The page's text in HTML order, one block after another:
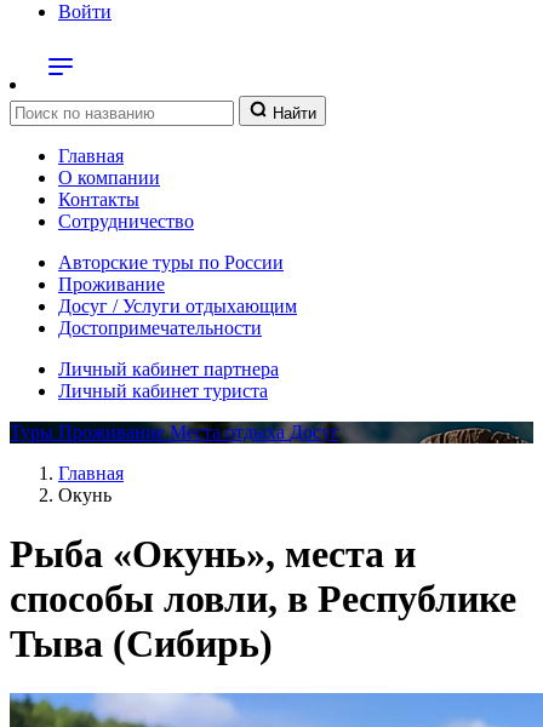
Войти
Найти
Главная
О компании
Контакты
Сотрудничество
Авторские туры по России
Проживание
Досуг / Услуги отдыхающим
Достопримечательности
Личный кабинет партнера
Личный кабинет туриста
Туры ПроживаниеМеста отдыха Досуг
Главная
Окунь
Рыба «Окунь», места и
способы ловли, в Республике
Тыва (Сибирь)